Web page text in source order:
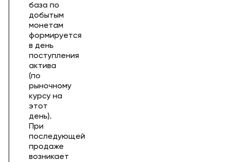
база по
добытым
монетам
формируется
в день
поступления
актива
(по
рыночному
курсу на
этот
день).
При
последующей
продаже
возникает